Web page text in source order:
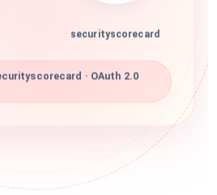
securityscorecard
· OAuth 2.0